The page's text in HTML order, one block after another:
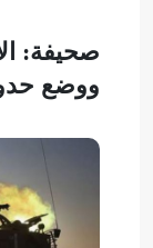
صحيفة:
ووضع